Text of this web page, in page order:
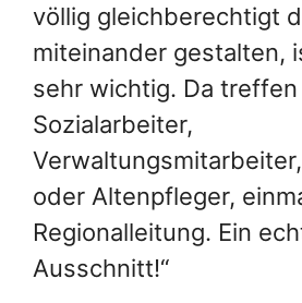
völlig gleichberechtigt
miteinander gestalten,
sehr wichtig. Da
Sozialarbeiter,
oder Altenpfleger,
Regionalleitung. Ein
Ausschnitt!“